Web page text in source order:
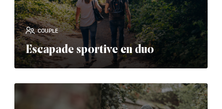
Escapade sportive en duo
COUPLE